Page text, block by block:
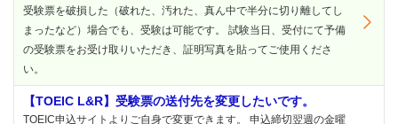
受験票を破損した（破れた、汚れた、真ん中で半分に切り離してし
まったなど）場合でも、受験は可能です。 試験当日、受付にて予備
の受験票をお受け取りいただき、証明写真を貼ってご使用くださ
い。
【TOEIC L&R】受験票の送付先を変更したいです。
TOEIC申込サイトよりご自身で変更できます。 申込締切翌週の金曜